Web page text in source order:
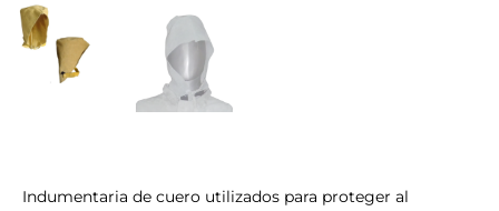
Indumentaria de cuero utilizados para proteger al